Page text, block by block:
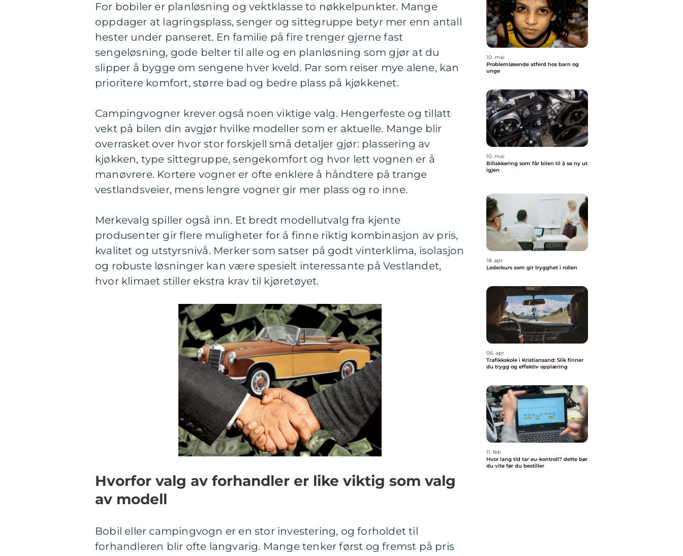
For bobiler er planløsning og vektklasse to nøkkelpunkter. Mange
oppdager at lagringsplass, senger og sittegruppe betyr mer enn antall
hester under panseret. En familie på fire trenger gjerne fast
sengeløsning, gode belter til alle og en planløsning som gjør at du
slipper å bygge om sengene hver kveld. Par som reiser mye alene, kan
prioritere komfort, større bad og bedre plass på kjøkkenet.
Campingvogner krever også noen viktige valg. Hengerfeste og tillatt
vekt på bilen din avgjør hvilke modeller som er aktuelle. Mange blir
overrasket over hvor stor forskjell små detaljer gjør: plassering av
kjøkken, type sittegruppe, sengekomfort og hvor lett vognen er å
manøvrere. Kortere vogner er ofte enklere å håndtere på trange
vestlandsveier, mens lengre vogner gir mer plass og ro inne.
Merkevalg spiller også inn. Et bredt modellutvalg fra kjente
produsenter gir flere muligheter for å finne riktig kombinasjon av pris,
kvalitet og utstyrsnivå. Merker som satser på godt vinterklima, isolasjon
og robuste løsninger kan være spesielt interessante på Vestlandet,
hvor klimaet stiller ekstra krav til kjøretøyet.
Hvorfor valg av forhandler er like viktig som valg
av modell
Bobil eller campingvogn er en stor investering, og forholdet til
forhandleren blir ofte langvarig. Mange tenker først og fremst på pris
10. mai
Problemløsende atferd hos barn og
unge
10. mai
Billakkering som får bilen til å se ny ut
igjen
18. apr
Lederkurs som gir trygghet i rollen
06. apr
Trafikkskole i Kristiansand: Slik finner
du trygg og effektiv opplæring
11. feb
Hvor lang tid tar eu-kontroll? dette bør
du vite før du bestiller